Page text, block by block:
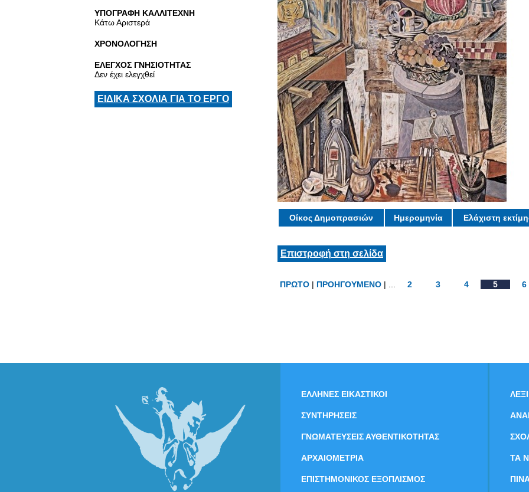
ΥΠΟΓΡΑΦΗ ΚΑΛΛΙΤΕΧΝΗ
Κάτω Αριστερά
ΧΡΟΝΟΛΟΓΗΣΗ
ΕΛΕΓΧΟΣ ΓΝΗΣΙΟΤΗΤΑΣ
Δεν έχει ελεγχθεί
ΕΙΔΙΚΑ ΣΧΟΛΙΑ ΓΙΑ ΤΟ ΕΡΓΟ
Οίκος Δημοπρασιών Ημερομηνία Ελάχιστη
Επιστροφή στη σελίδα
ΠΡΩΤΟ | ΠΡΟΗΓΟΥΜΕΝΟ | ... 2 3 4 5 6
ΕΛΛΗΝΕΣ ΕΙΚΑΣΤΙΚΟΙ
ΣΥΝΤΗΡΗΣΕΙΣ
ΓΝΩΜΑΤΕΥΣΕΙΣ ΑΥΘΕΝΤΙΚΟΤΗΤΑΣ
ΑΡΧΑΙΟΜΕΤΡΙΑ
ΕΠΙΣΤΗΜΟΝΙΚΟΣ ΕΞΟΠΛΙΣΜΟΣ
ΤΑ